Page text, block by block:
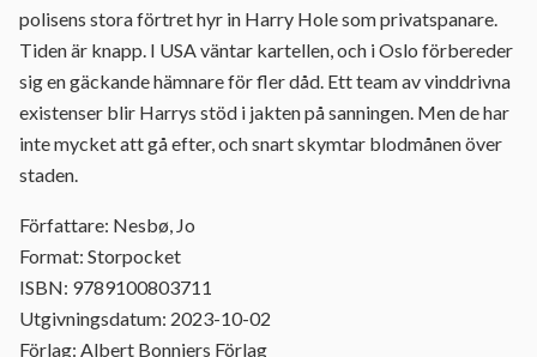
polisens stora förtret hyr in Harry Hole som privatspanare.
Tiden är knapp. I USA väntar kartellen, och i Oslo förbereder
sig en gäckande hämnare för fler dåd. Ett team av vinddrivna
existenser blir Harrys stöd i jakten på sanningen. Men de har
inte mycket att gå efter, och snart skymtar blodmånen över
staden.
Författare: Nesbø, Jo
Format: Storpocket
ISBN: 9789100803711
Utgivningsdatum: 2023-10-02
Förlag: Albert Bonniers Förlag